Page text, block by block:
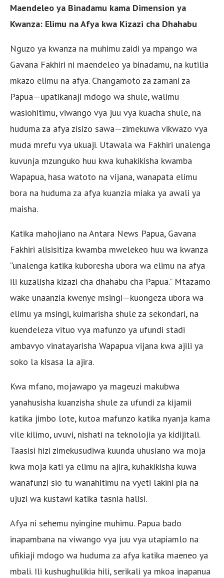
Maendeleo ya Binadamu kama Dimension ya
Kwanza: Elimu na Afya kwa Kizazi cha Dhahabu
Nguzo ya kwanza na muhimu zaidi ya mpango wa
Gavana Fakhiri ni maendeleo ya binadamu, na kutilia
mkazo elimu na afya. Changamoto za zamani za
Papua—upatikanaji mdogo wa shule, walimu
wasiohitimu, viwango vya juu vya kuacha shule, na
huduma za afya zisizo sawa—zimekuwa vikwazo vya
muda mrefu vya ukuaji. Utawala wa Fakhiri unalenga
kuvunja mzunguko huu kwa kuhakikisha kwamba
Wapapua, hasa watoto na vijana, wanapata elimu
bora na huduma za afya kuanzia miaka ya awali ya
maisha.
Katika mahojiano na Antara News Papua, Gavana
Fakhiri alisisitiza kwamba mwelekeo huu wa kwanza
“unalenga katika kuboresha ubora wa elimu na afya
ili kuzalisha kizazi cha dhahabu cha Papua.” Mtazamo
wake unaanzia kwenye msingi—kuongeza ubora wa
elimu ya msingi, kuimarisha shule za sekondari, na
kuendeleza vituo vya mafunzo ya ufundi stadi
ambavyo vinatayarisha Wapapua vijana kwa ajili ya
soko la kisasa la ajira.
Kwa mfano, mojawapo ya mageuzi makubwa
yanahusisha kuanzisha shule za ufundi za kijamii
katika jimbo lote, kutoa mafunzo katika nyanja kama
vile kilimo, uvuvi, nishati na teknolojia ya kidijitali.
Taasisi hizi zimekusudiwa kuunda uhusiano wa moja
kwa moja kati ya elimu na ajira, kuhakikisha kuwa
wanafunzi sio tu wanahitimu na vyeti lakini pia na
ujuzi wa kustawi katika tasnia halisi.
Afya ni sehemu nyingine muhimu. Papua bado
inapambana na viwango vya juu vya utapiamlo na
ufikiaji mdogo wa huduma za afya katika maeneo ya
mbali. Ili kushughulikia hili, serikali ya mkoa inapanua